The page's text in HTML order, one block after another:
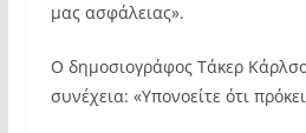
μας ασφάλειας».
Ο δημοσιογράφος Τάκερ
συνέχεια: «Υπονοείτε ότι